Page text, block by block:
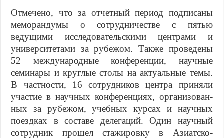
Отмечено, что за отчетный период под­писаны
меморандумы о сотрудничестве с пятью
ведущими исследовательскими центрами и
университетами за рубежом. Также проведены
52 международные конференции, научные
семинары и круглые столы на актуальные темы.
В частности, 16 сотрудников центра приняли
участие в научных конференциях, организован­
ных за рубежом, учебных курсах и науч­ных
поездках в составе делегаций. Один научный
сотрудник прошел стажировку в Азиатско-